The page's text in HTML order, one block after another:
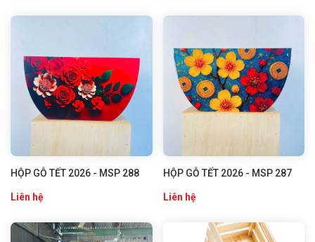
HỘP GỖ TẾT 2026 - MSP 288
Liên hệ
HỘP GỖ TẾT 2026 - MSP 287
Liên hệ